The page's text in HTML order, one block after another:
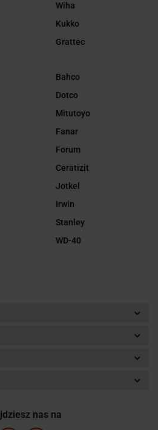
Wiha
Kukko
Grattec
Bahco
Dotco
Mitutoyo
Fanar
Forum
Ceratizit
Jotkel
Irwin
Stanley
WD-40
nas na